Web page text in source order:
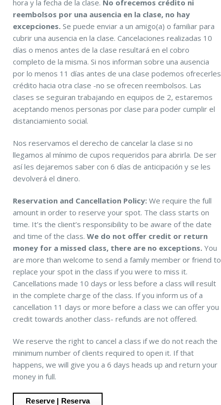
hora y la fecha de la clase. No ofrecemos crédito ni
reembolsos por una ausencia en la clase, no hay
excepciones.Se puede enviar a un amigo(a) o familiar para
cubrir una ausencia en la clase. Cancelaciones realizadas 10
días o menos antes de la clase resultará en el cobro
completo de la misma. Si nos informan sobre una ausencia
por lo menos 11 días antes de una clase podemos ofrecerles
crédito hacia otra clase -no se ofrecen reembolsos. Las
clases se seguiran trabajando en equipos de 2, estaremos
aceptando menos personas por clase para poder cumplir el
distanciamiento social.
Nos reservamos el derecho de cancelar la clase si no
llegamos al mínimo de cupos requeridos para abrirla. De ser
así les dejaremos saber con 6 días de anticipación y se les
devolverá el dinero.
Reservation and Cancellation Policy: We require the full
amount in order to reserve your spot. The class starts on
time. It’s the client’s responsibility to be aware of the date
and time of the class.We do not offer credit or return
money for a missed class, there are no exceptions.You
are more than welcome to send a family member or friend to
replace your spot in the class if you were to miss it.
Cancellations made 10 days or less before a class will result
in the complete charge of the class. If you inform us of a
cancellation 11 days or more before a class we can offer you
credit towards another class- refunds are not offered.
We reserve the right to cancel a class if we do not reach the
minimum number of clients required to open it. If that
happens, we will give you a 6 days heads up and return your
money in full.